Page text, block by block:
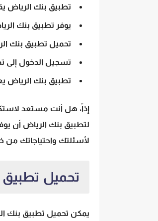
تطبيق بنك الرياض
يوفر تطبيق بنك
تحميل تطبيق بنك
تسجيل الدخول إلى
تطبيق بنك الرياض
إذاً، هل أنت مستعد
لتطبيق بنك الرياض أن
لأسئلتك واحتياجاتك من
تحميل
يمكن تحميل تطبيق بنك